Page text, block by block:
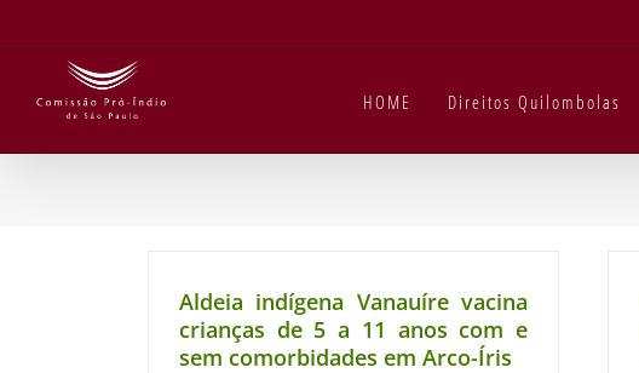
HOME Direitos Quilombolas
Aldeia indígena Vanauíre vacina
crianças de 5 a 11 anos com e
sem comorbidades em Arco-Íris